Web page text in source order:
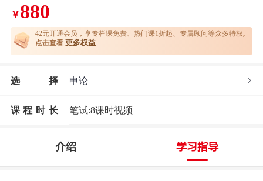
￥880
42元开通会员，享专栏课免费、热门课1折起、专属顾问等众多特权,
点击查看 更多权益
选 择 申论
课程时长 笔试:8课时视频
介绍 学习指导